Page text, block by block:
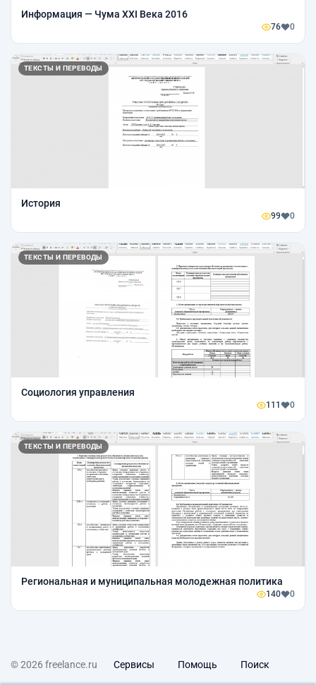
Информация — Чума XXI Века 2016
76 0
ТЕКСТЫ И ПЕРЕВОДЫ
История
99 0
ТЕКСТЫ И ПЕРЕВОДЫ
Социология управления
111 0
ТЕКСТЫ И ПЕРЕВОДЫ
Региональная и муниципальная молодежная политика
140 0
© 2026 freelance.ru Сервисы Помощь Поиск